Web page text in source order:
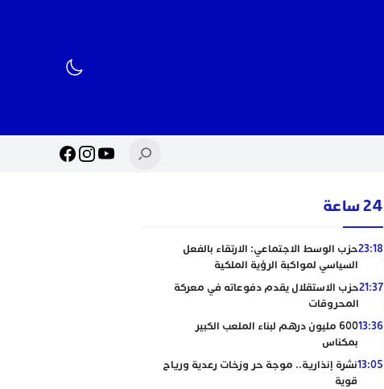
24 ساعة
23:18حزب الوسط الاجتماعي: الارتقاء بالفعل
السياسي لمواكبة الرؤية الملكية
21:37حزب الاستقلال يقدم دفوعاته في معركة
المحروقات
13:36
600 مليون درهم لبناء الملعب الكبير
بمكناس
13:05نشرة إنذارية.. موجة حر وزخات رعدية ورياح
قوية